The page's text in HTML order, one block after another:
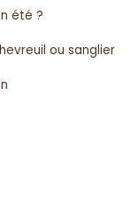
été ?
ou sanglier